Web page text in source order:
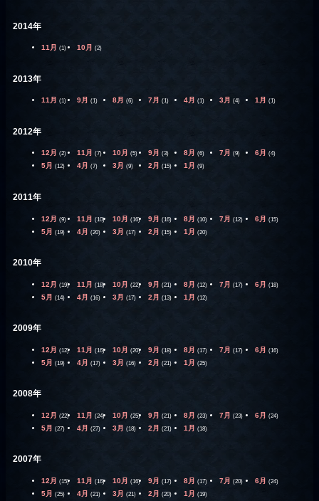
2014年
11月 (1) 10月 (2)
2013年
11月 (1) 9月 (1) 8月 (6) 7月 (1) 4月 (1) 3月 (4) 1月 (1)
2012年
12月 (2) 11月 (7) 10月 (5) 9月 (3) 8月 (6) 7月 (9) 6月 (4)
5月 (12) 4月 (7) 3月 (9) 2月 (15) 1月 (9)
2011年
12月 (9) 11月 (10) 10月 (16) 9月 (16) 8月 (10) 7月 (12) 6月 (15)
5月 (19) 4月 (20) 3月 (17) 2月 (15) 1月 (20)
2010年
12月 (19) 11月 (18) 10月 (22) 9月 (21) 8月 (12) 7月 (17) 6月 (18)
5月 (14) 4月 (16) 3月 (17) 2月 (13) 1月 (12)
2009年
12月 (12) 11月 (16) 10月 (20) 9月 (18) 8月 (17) 7月 (17) 6月 (16)
5月 (19) 4月 (17) 3月 (16) 2月 (21) 1月 (25)
2008年
12月 (22) 11月 (24) 10月 (25) 9月 (21) 8月 (23) 7月 (23) 6月 (24)
5月 (27) 4月 (27) 3月 (18) 2月 (21) 1月 (18)
2007年
12月 (15) 11月 (16) 10月 (16) 9月 (17) 8月 (17) 7月 (20) 6月 (24)
5月 (25) 4月 (21) 3月 (21) 2月 (20) 1月 (19)